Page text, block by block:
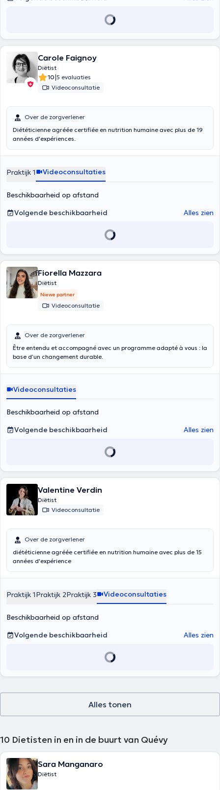
Carole Faignoy
Diëtist
10|5 evaluaties
Videoconsultatie
Over de zorgverlener
Diététicienne agréée certifiée en nutrition humaine avec plus de 19
années d'expériences.
Praktijk 1 Videoconsultaties
Beschikbaarheid op afstand
Volgende beschikbaarheid
Alles zien
Fiorella Mazzara
Diëtist
Niewe partner
Videoconsultatie
Over de zorgverlener
Être entendu et accompagné avec un programme adapté à vous : la
base d’un changement durable.
Videoconsultaties
Beschikbaarheid op afstand
Volgende beschikbaarheid
Alles zien
Valentine Verdin
Diëtist
Videoconsultatie
Over de zorgverlener
diététicienne agréée certifiée en nutrition humaine avec plus de 15
années d'expérience
Praktijk 1Praktijk 2Praktijk 3 Videoconsultaties
Beschikbaarheid op afstand
Volgende beschikbaarheid
Alles zien
Alles tonen
10 Dietisten in en in de buurt van Quévy
Sara Manganaro
Diëtist